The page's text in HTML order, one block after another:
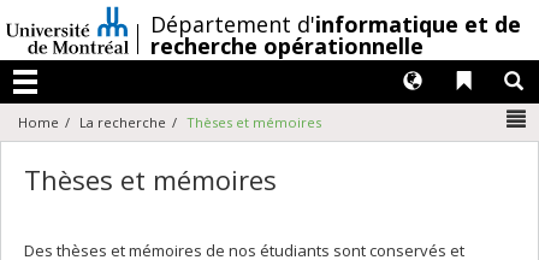
au
contenu
/Département d'informatique et de
recherche opérationnelle
Menu
Liens
Langues
Home La recherche Thèses et mémoires
Thèses et mémoires
Des thèses et mémoires de nos étudiants sont conservés et